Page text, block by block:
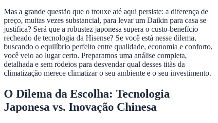
Mas a grande questão que o trouxe até aqui persiste: a diferença de
preço, muitas vezes substancial, para levar um Daikin para casa se
justifica? Será que a robustez japonesa supera o custo-benefício
recheado de tecnologia da Hisense? Se você está nesse dilema,
buscando o equilíbrio perfeito entre qualidade, economia e conforto,
você veio ao lugar certo. Preparamos uma análise completa,
detalhada e sem rodeios para desvendar qual desses titãs da
climatização merece climatizar o seu ambiente e o seu investimento.
O Dilema da Escolha: Tecnologia
Japonesa vs. Inovação Chinesa